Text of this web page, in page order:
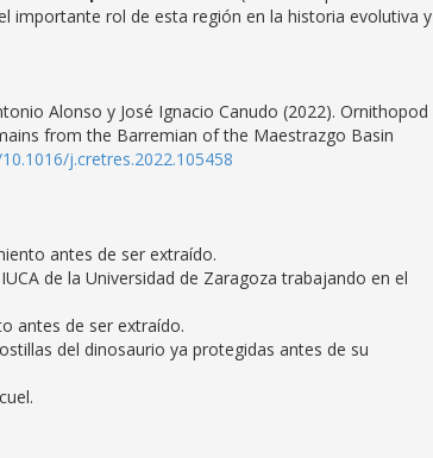
importante rol de esta región en la historia evolutiva y
Alonso y José Ignacio Canudo (2022). Ornithopod
from the Barremian of the Maestrazgo Basin
j.cretres.2022.105458
antes de ser extraído.
de la Universidad de Zaragoza trabajando en el
antes de ser extraído.
del dinosaurio ya protegidas antes de su